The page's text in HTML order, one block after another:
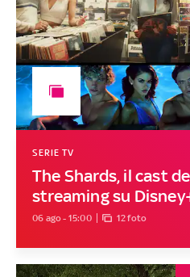
The Shards, il cast
streaming su
SERIE TV
06 ago - 15:00 12 foto